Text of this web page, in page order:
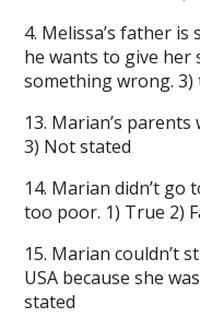
4. Melissa’s father
he wants to give her
something wrong.
13. Marian’s parents
3) Not stated
14. Marian didn’t go
too poor. 1) True 2)
15. Marian couldn’t
USA because she
stated